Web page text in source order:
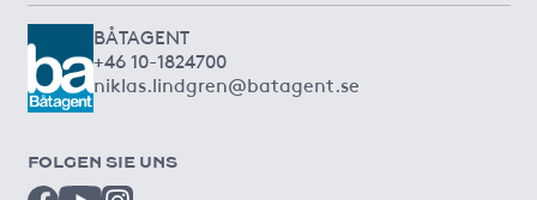
BÅTAGENT
+46 10-1824700
niklas.lindgren@batagent.se
FOLGEN SIE UNS